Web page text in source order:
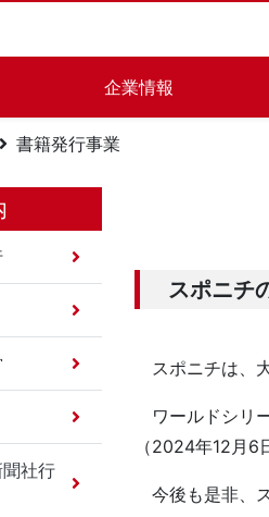
企業情報
書籍発行事業
社行
スポニチ
スポニチは、
ワールドシリ
（2024年12月6
今後も是非、